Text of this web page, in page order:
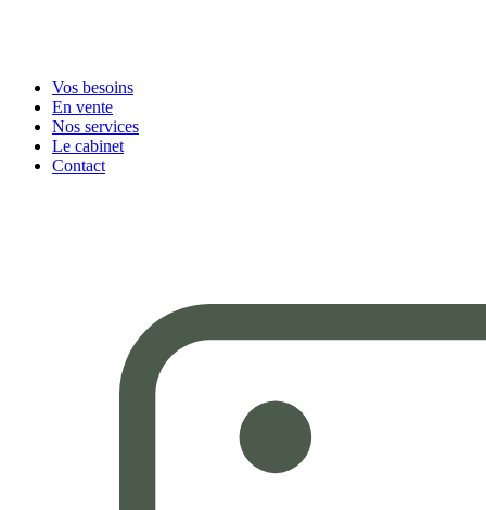
Vos besoins
En vente
Nos services
Le cabinet
Contact